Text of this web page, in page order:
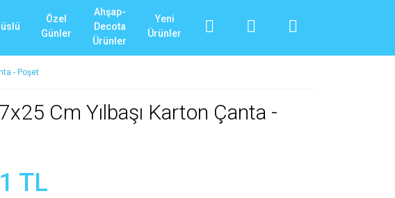
Özel
Günler
Ahşap-
Decota
Ürünler
Yeni
Ürünler
- Poşet
Cm Yılbaşı Karton Çanta -
TL